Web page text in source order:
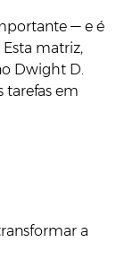
— e é
matriz,
Dwight D.
tarefas em
a